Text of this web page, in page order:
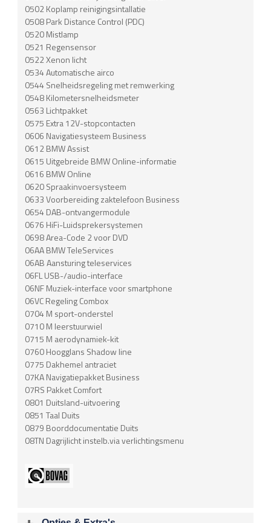
0502 Koplamp reinigingsintallatie
0508 Park Distance Control (PDC)
0520 Mistlamp
0521 Regensensor
0522 Xenon licht
0534 Automatische airco
0544 Snelheidsregeling met remwerking
0548 Kilometersnelheidsmeter
0563 Lichtpakket
0575 Extra 12V-stopcontacten
0606 Navigatiesysteem Business
0612 BMW Assist
0615 Uitgebreide BMW Online-informatie
0616 BMW Online
0620 Spraakinvoersysteem
0633 Voorbereiding zaktelefoon Business
0654 DAB-ontvangermodule
0676 HiFi-Luidsprekersystemen
0698 Area-Code 2 voor DVD
06AA BMW TeleServices
06AB Aansturing teleservices
06FL USB-/audio-interface
06NF Muziek-interface voor smartphone
06VC Regeling Combox
0704 M sport-onderstel
0710 M leerstuurwiel
0715 M aerodynamiek-kit
0760 Hoogglans Shadow line
0775 Dakhemel antraciet
07KA Navigatiepakket Business
07RS Pakket Comfort
0801 Duitsland-uitvoering
0851 Taal Duits
0879 Boorddocumentatie Duits
08TN Dagrijlicht instelb.via verlichtingsmenu